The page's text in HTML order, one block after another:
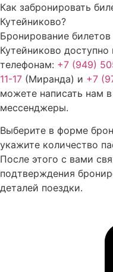
Как забронировать
Кутейниково?
Бронирование
Кутейниково
телефонам: +7 (949)
11-17 (Миранда) и +7
можете написать нам
мессенджеры.
Выберите в форме
укажите количество
После этого с вами
подтверждения
деталей поездки.